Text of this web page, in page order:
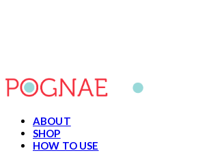
ABOUT
SHOP
HOW TO USE